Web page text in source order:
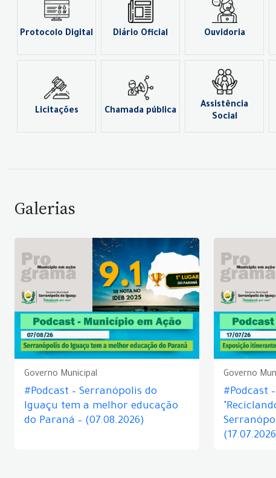
Protocolo Digital Diário Oficial Ouvidoria
Licitações Chamada pública
Assistência
Social
Galerias
Governo Municipal
#Podcast – Serranópolis do
Iguaçu tem a melhor educação
do Paraná – (07.08.2026)
Governo
#Podcast